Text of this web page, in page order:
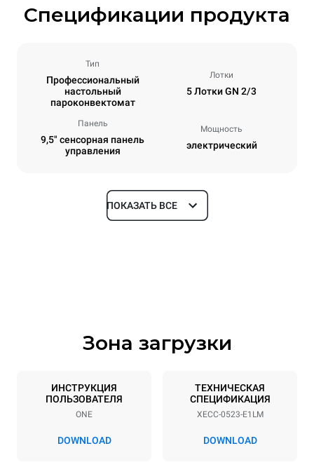
Спецификации продукта
Тип
Профессиональный
настольный
пароконвектомат
Лотки
5 Лотки GN 2/3
Панель
9,5" сенсорная панель
управления
Мощность
электрический
Размеры
Спецификации противней
5 GN 2/3
Расстояние между лотками
67 mm
ПОКАЗАТЬ ВСЕ
Зона загрузки
ИНСТРУКЦИЯ
ПОЛЬЗОВАТЕЛЯ
ONE
DOWNLOAD
ТЕХНИЧЕСКАЯ
СПЕЦИФИКАЦИЯ
XECC-0523-E1LM
DOWNLOAD